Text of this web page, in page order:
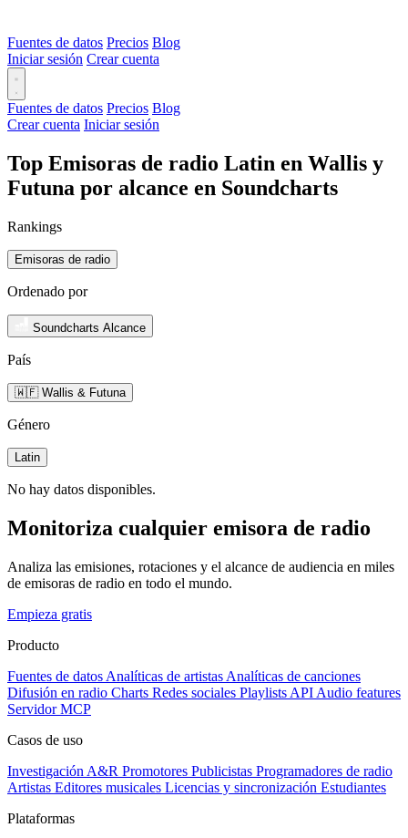
Fuentes de datos Precios Blog
Iniciar sesión Crear cuenta
Fuentes de datos Precios Blog
Crear cuenta Iniciar sesión
Top Emisoras de radio Latin en Wallis y
Futuna por alcance en Soundcharts
Rankings
Emisoras de radio
Ordenado por
Soundcharts Alcance
País
🇼🇫 Wallis & Futuna
Género
Latin
No hay datos disponibles.
Monitoriza cualquier emisora de radio
Analiza las emisiones, rotaciones y el alcance de audiencia en miles
de emisoras de radio en todo el mundo.
Empieza gratis
Producto
Fuentes de datos Analíticas de artistas Analíticas de canciones
Difusión en radio Charts Redes sociales Playlists API Audio features
Servidor MCP
Casos de uso
Investigación A&R Promotores Publicistas Programadores de radio
Artistas Editores musicales Licencias y sincronización Estudiantes
Plataformas